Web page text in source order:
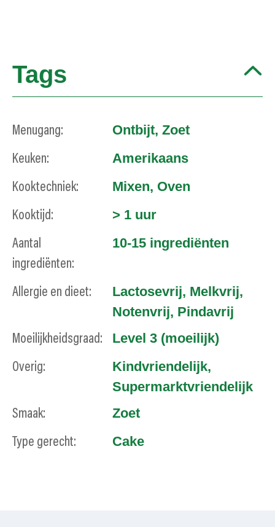
Tags
Menugang: Ontbijt, Zoet
Keuken: Amerikaans
Kooktechniek: Mixen, Oven
Kooktijd: > 1 uur
Aantal
ingrediënten:
10-15 ingrediënten
Allergie en dieet: Lactosevrij, Melkvrij,
Notenvrij, Pindavrij
Moeilijkheidsgraad: Level 3 (moeilijk)
Overig: Kindvriendelijk,
Supermarktvriendelijk
Smaak: Zoet
Type gerecht: Cake